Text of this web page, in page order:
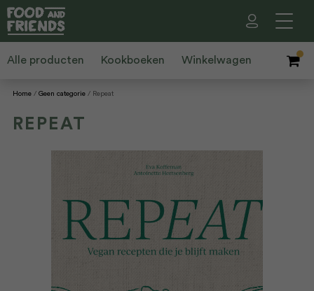
Alle producten Kookboeken Winkelwagen
Home Geen categorie Repeat
REPEAT